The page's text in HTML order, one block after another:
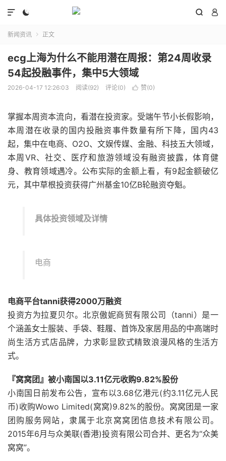
  

新闻资讯  正文
ecg上海为什么不能用潜在周报：第24周收录
54起投融事件，集中5大领域
2026-04-17 12:26:03 阅读(92) 评论(0)  赞(0)
掌握本周资本流向，看潜在投资家。受端午节小长假影响，
本周潜在收录的国内投融资事件数量有所下降，国内43
起，集中在电商、O2O、文娱传媒、金融、科技五大领域，
本周VR、社交、医疗和旅游领域没有融资披露，体育健
身、教育领域遇冷。公布实际的金额上看，有9起金额破亿
元，其中草根投资获得广州基金10亿B轮融资夺魁。
具体投资领域及详情
电商
电商平台tanni获得2000万融资
投资方为拉夏贝尔。北京傲妮商贸有限公司（tanni）是一
个涵盖女士服装、手袋、鞋履、首饰及家居用品的中高端时
尚生活方式店品牌，力求彰显欧式精致浪漫风格的生活方
式。
『窝窝团』被小南国以3.11亿元收购9.82%股份
小南国日前发布公告，宣布以3.68亿港元(约3.11亿元人民
币)收购Wowo Limited(窝窝)9.82%的股份。窝窝团是一家
团购服务网站，隶属于北京窝窝团信息技术有限公司。
2015年6月与众美联(香港)投资有限公司合并、更名为“众美
窝窝”。